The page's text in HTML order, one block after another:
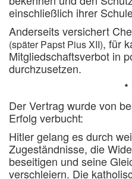
einschließlich ihrer
Anderseits versichert
(später Papst Pius XII), für
Mitgliedschaftsverbot in
durchzusetzen.
*
Der Vertrag wurde von
Erfolg verbucht:
Hitler gelang es durch
Zugeständnisse, die
beseitigen und seine
verschleiern. Die